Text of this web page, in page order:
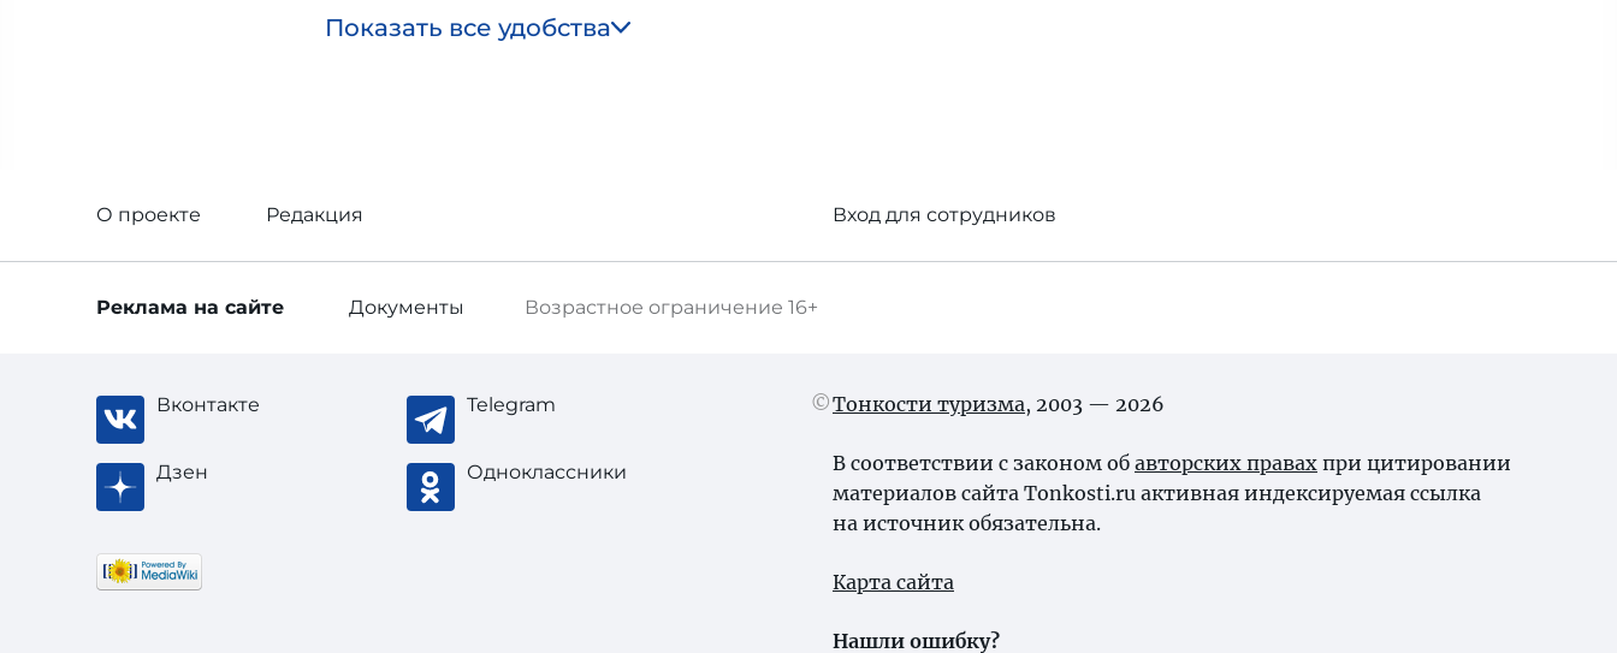
Показать все удобства
О проекте Редакция Вход для сотрудников
Возрастное ограничение 16+
Реклама на сайте Документы
Вконтакте Telegram
Дзен Одноклассники
Тонкости туризма, 2003 — 2026
В соответствии с законом об авторских правах при цитировании
материалов сайта Tonkosti.ru активная индексируемая ссылка
на источник обязательна.
Карта сайта
Нашли ошибку?